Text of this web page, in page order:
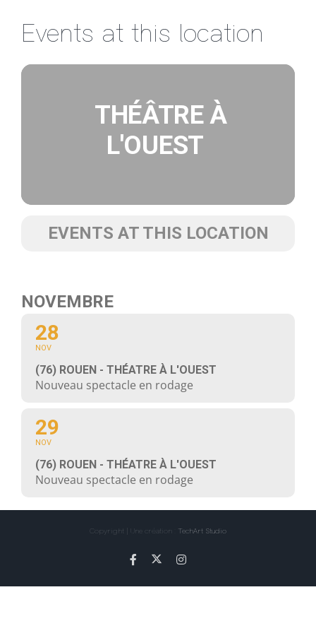
Events at this location
THÉÂTRE À
L'OUEST
EVENTS AT THIS LOCATION
NOVEMBRE
28
NOV
(76) ROUEN - THÉATRE À L'OUEST
Nouveau spectacle en rodage
29
NOV
(76) ROUEN - THÉATRE À L'OUEST
Nouveau spectacle en rodage
Copyright | Une création : TechArt Studio
Facebook Instagram